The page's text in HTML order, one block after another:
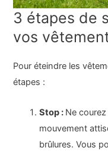
3 étapes de
vos
Pour éteindre les
étapes :
Stop : Ne
mouvement
brûlures. Vous